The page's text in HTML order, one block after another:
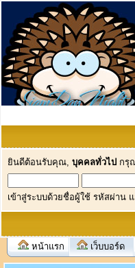
ยินดีต้อนรับคุณ, บุคคลทั่วไป กรุ
เข้าสู่ระบบด้วยชื่อผู้ใช้ รหัสผ่าน
หน้าแรก เว็บบอร์ด